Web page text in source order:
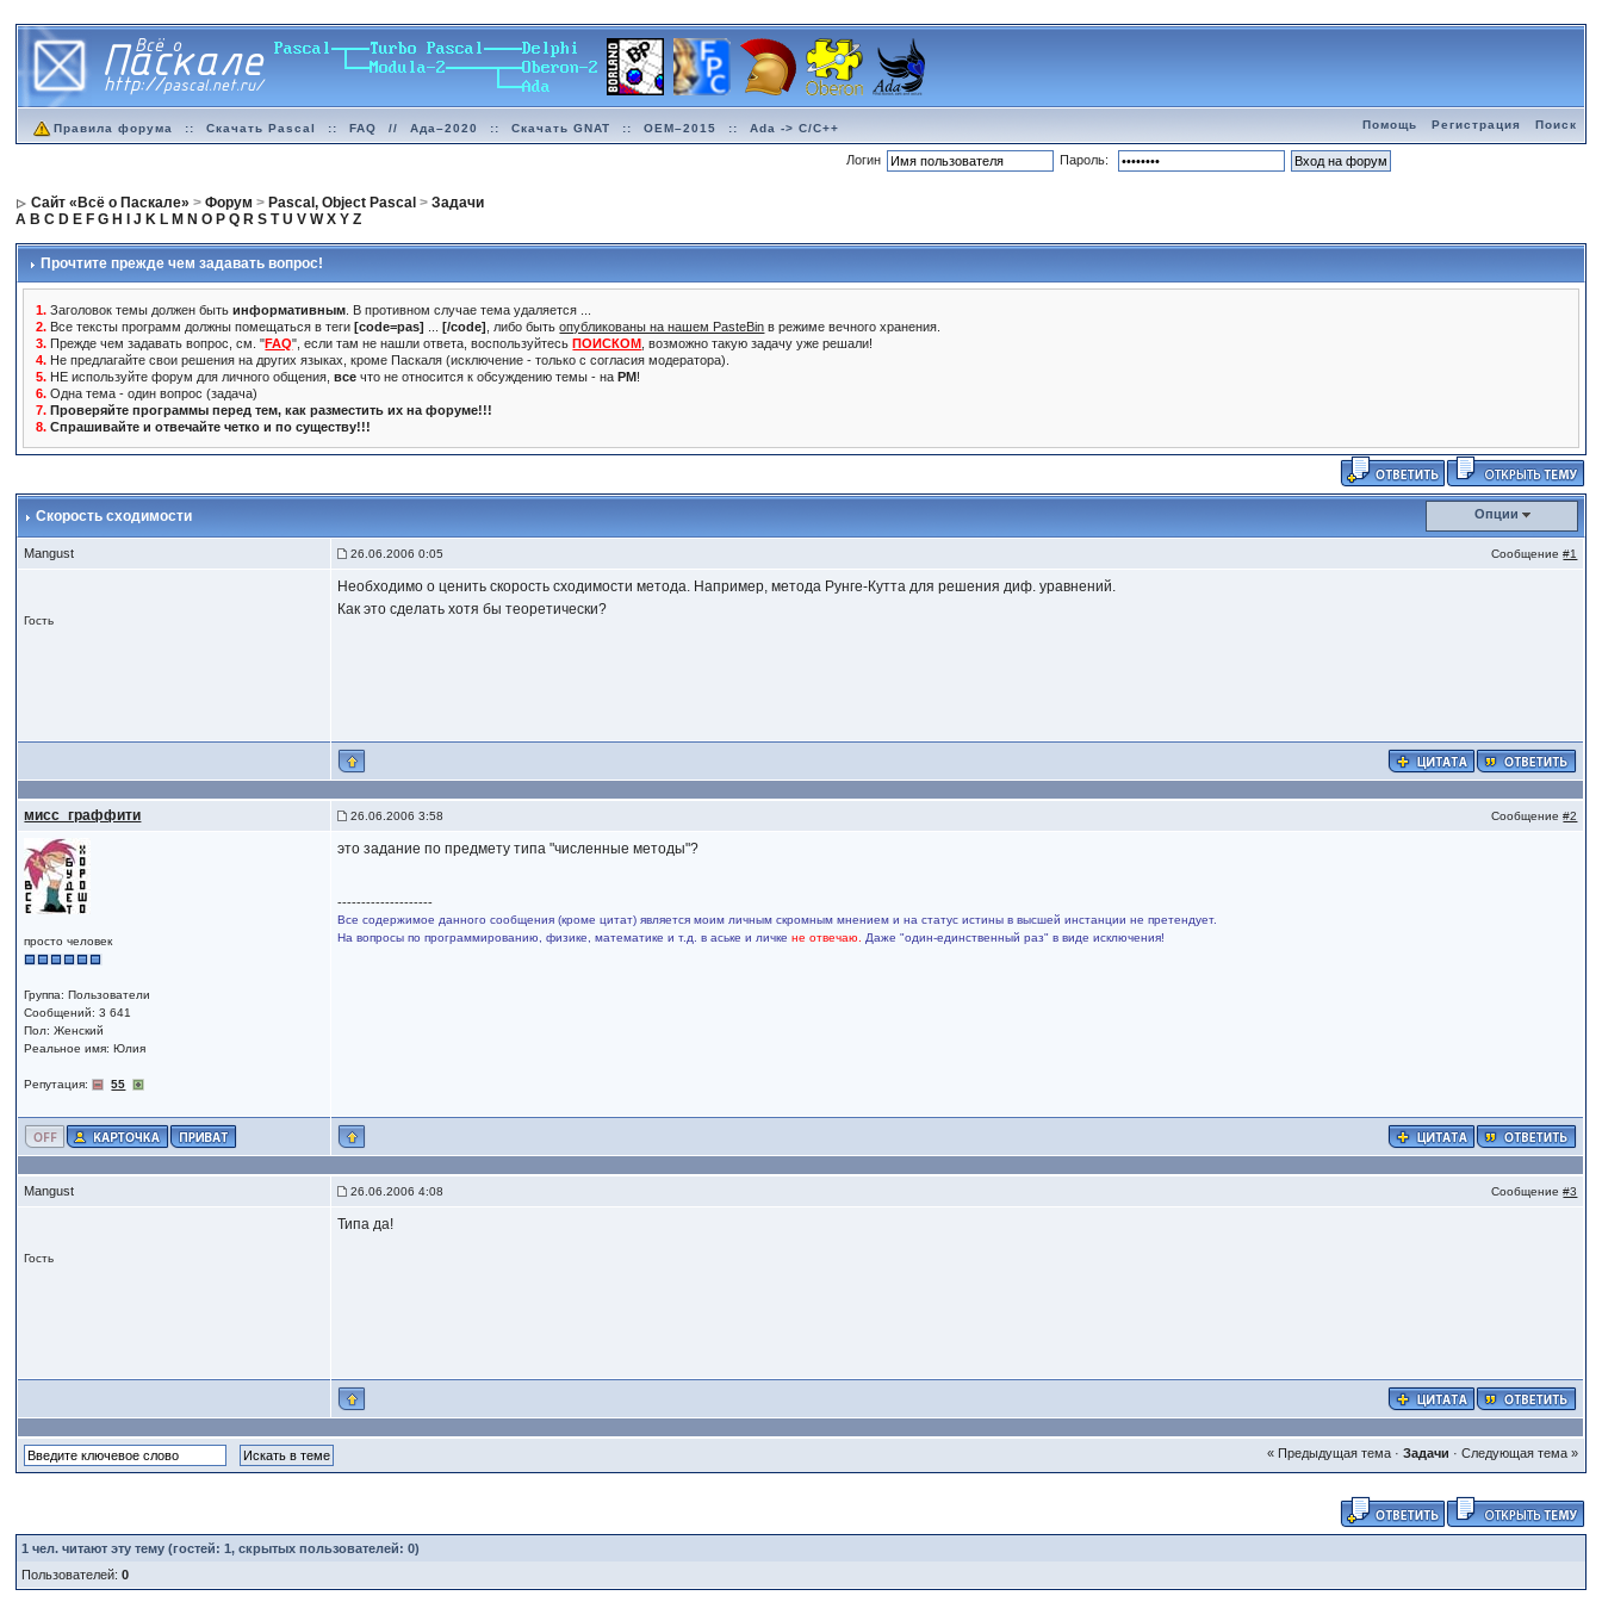
Правила форума :: Скачать Pascal :: FAQ // Ада–2020 :: Скачать GNAT :: OEM–2015 :: Ada -> C/C++ Помощь Регистрация Поиск
Логин Пароль:
Сайт «Всё о Паскале» >Форум > Pascal, Object Pascal >Задачи
A B C D E F G H J K L M N O P Q R S T U V W X Y Z
Прочтите прежде чем задавать вопрос!
1. Заголовок темы должен бытьинформативным . В противном случае тема удаляется ...
2. Все тексты программ должны помещаться в теги[code=pas] ...[/code] , либо бытьопубликованы на нашем PasteBin в режиме вечного хранения.
3. Прежде чем задавать вопрос, см. "FAQ", если там не нашли ответа, воспользуйтесьПОИСКОМ , возможно такую задачу уже решали!
4. Не предлагайте свои решения на других языках, кроме Паскаля (исключение - только с согласия модератора).
5. НЕ используйте форум для личного общения,все что не относится к обсуждению темы - наPM!
6. Одна тема - один вопрос (задача)
7. Проверяйте программы перед тем, как разместить их на форуме!!!
8. Спрашивайте и отвечайте четко и по существу!!!
Скорость сходимости Опции
Mangust 26.06.2006 0:05 Сообщение#1
Гость
Необходимо о ценить скорость сходимости метода. Например, метода Рунге-Кутта для решения диф. уравнений.
Как это сделать хотя бы теоретически?
мисс_граффити 26.06.2006 3:58 Сообщение#2
просто человек
Группа: Пользователи
Сообщений: 3 641
Пол: Женский
Реальное имя: Юлия
Репутация: 55
это задание по предмету типа "численные методы"?
--------------------
Все содержимое данного сообщения (кроме цитат) является моим личным скромным мнением и на статус истины в высшей инстанции не претендует.
На вопросы по программированию, физике, математике и т.д. в аське и личкене отвечаю. Даже "один-единственный раз" в виде исключения!
Mangust 26.06.2006 4:08 Сообщение#3
Гость
Типа да!
« Предыдущая тема· Задачи · Следующая тема »
1 чел. читают эту тему (гостей: 1, скрытых пользователей: 0)
Пользователей:0